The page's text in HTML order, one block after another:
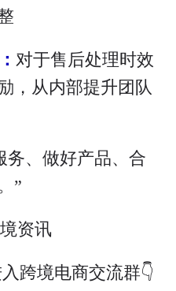
对于售后处理时效
，从内部提升团队
务、做好产品、合
”
资讯
跨境电商交流群👇